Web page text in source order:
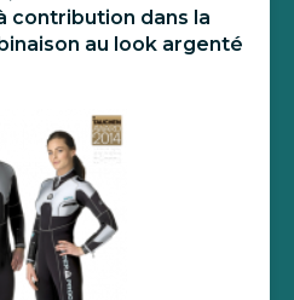
contribution dans la
au look argenté